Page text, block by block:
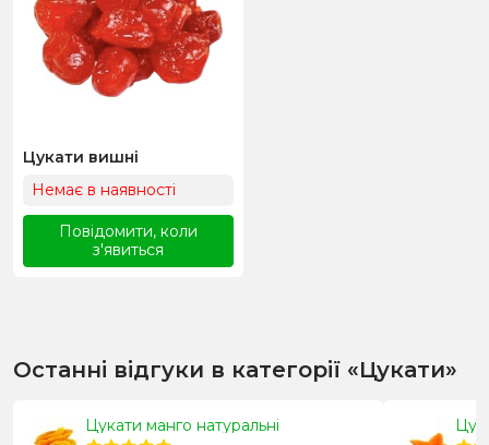
Цукати вишні
Немає в наявності
Повідомити, коли
з'явиться
Останні відгуки в категорії «Цукати»
Цукати манго натуральні